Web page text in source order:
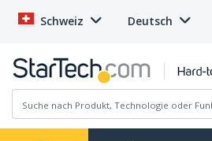
Schweiz Deutsch